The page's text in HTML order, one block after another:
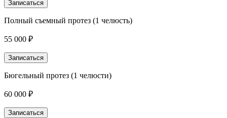
Записаться
Полный съемный протез (1 челюсть)
55 000 ₽
Записаться
Бюгельный протез (1 челюсти)
60 000 ₽
Записаться